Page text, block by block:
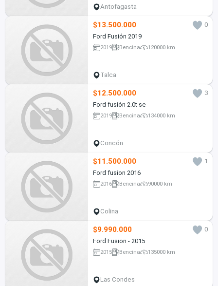
Antofagasta
$13.500.000
0
Ford Fusión 2019
2019 Bencina 120000 km
Talca
$12.500.000
3
Ford fusión 2.0t se
2019 Bencina 134000 km
Concón
$11.500.000
1
Ford fusion 2016
2016 Bencina 90000 km
Colina
$9.990.000
0
Ford Fusion - 2015
2015 Bencina 135000 km
Las Condes